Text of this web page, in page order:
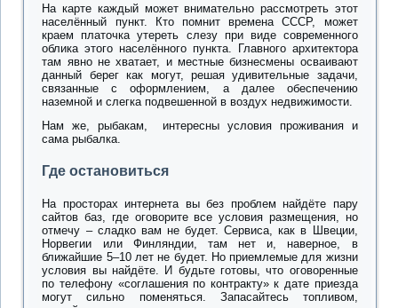
На карте каждый может внимательно рассмотреть этот
населённый пункт. Кто помнит времена СССР, может
краем платочка утереть слезу при виде современного
облика этого населённого пункта. Главного архитектора
там явно не хватает, и местные бизнесмены осваивают
данный берег как могут, решая удивительные задачи,
связанные с оформлением, а далее обеспечению
наземной и слегка подвешенной в воздух недвижимости.
Нам же, рыбакам, интересны условия проживания и
сама рыбалка.
Где остановиться
На просторах интернета вы без проблем найдёте пару
сайтов баз, где оговорите все условия размещения, но
отмечу – сладко вам не будет. Сервиса, как в Швеции,
Норвегии или Финляндии, там нет и, наверное, в
ближайшие 5–10 лет не будет. Но приемлемые для жизни
условия вы найдёте. И будьте готовы, что оговоренные
по телефону «соглашения по контракту» к дате приезда
могут сильно поменяться. Запасайтесь топливом,